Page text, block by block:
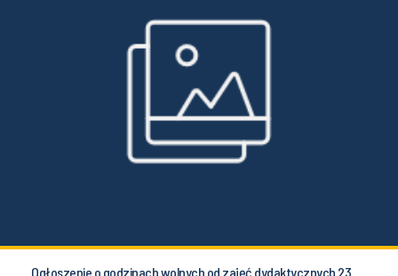
Ogłoszenie o godzinach wolnych od zajęć dydaktycznych 23